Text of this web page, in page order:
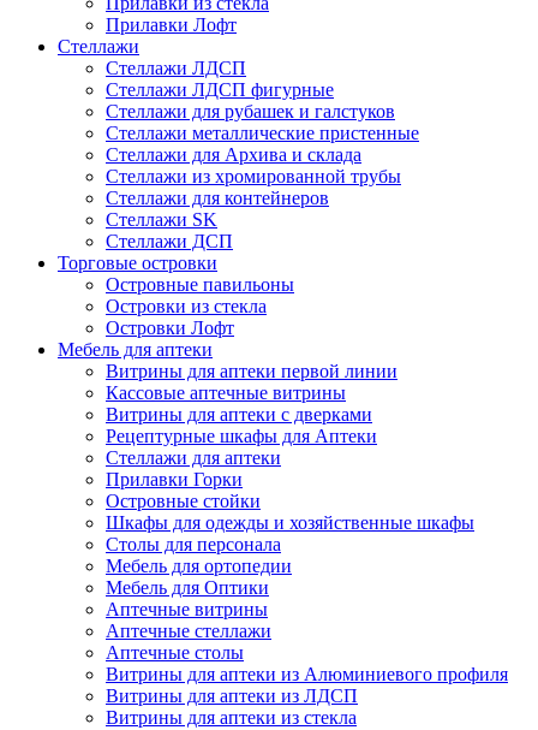
Прилавки Лофт
Стеллажи
Стеллажи ЛДСП
Стеллажи ЛДСП фигурные
Стеллажи для рубашек и галстуков
Стеллажи металлические пристенные
Стеллажи для Архива и склада
Стеллажи из хромированной трубы
Стеллажи для контейнеров
Стеллажи SK
Стеллажи ДСП
Торговые островки
Островные павильоны
Островки из стекла
Островки Лофт
Мебель для аптеки
Витрины для аптеки первой линии
Кассовые аптечные витрины
Витрины для аптеки с дверками
Рецептурные шкафы для Аптеки
Стеллажи для аптеки
Прилавки Горки
Островные стойки
Шкафы для одежды и хозяйственные шкафы
Столы для персонала
Мебель для ортопедии
Мебель для Оптики
Аптечные витрины
Аптечные стеллажи
Аптечные столы
Витрины для аптеки из Алюминиевого профиля
Витрины для аптеки из ЛДСП
Витрины для аптеки из стекла